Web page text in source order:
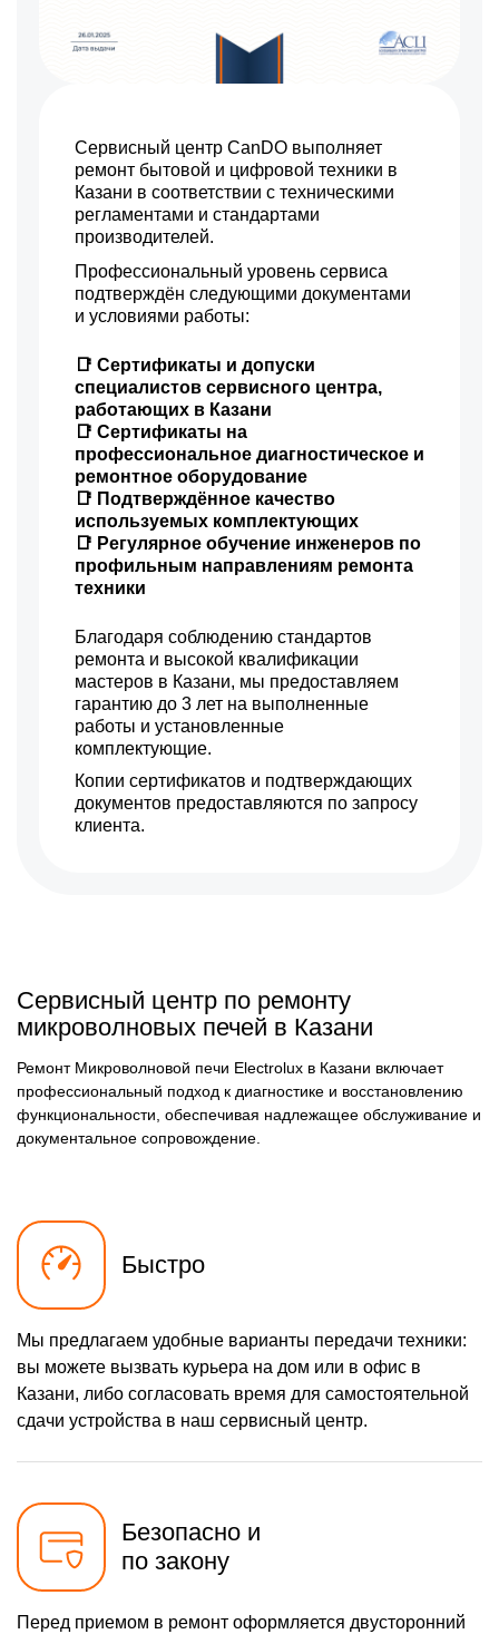
Сервисный центр CanDO выполняет
ремонт бытовой и цифровой техники в
Казани в соответствии с техническими
регламентами и стандартами
производителей.
Профессиональный уровень сервиса
подтверждён следующими документами
и условиями работы:
📑 Сертификаты и допуски
специалистов сервисного центра,
работающих в Казани
📑 Сертификаты на
профессиональное диагностическое и
ремонтное оборудование
📑 Подтверждённое качество
используемых комплектующих
📑 Регулярное обучение инженеров по
профильным направлениям ремонта
техники
Благодаря соблюдению стандартов
ремонта и высокой квалификации
мастеров в Казани, мы предоставляем
гарантию до 3 лет на выполненные
работы и установленные
комплектующие.
Копии сертификатов и подтверждающих
документов предоставляются по запросу
клиента.
Сервисный центр по ремонту
микроволновых печей в Казани
Ремонт Микроволновой печи Electrolux в Казани включает
профессиональный подход к диагностике и восстановлению
функциональности, обеспечивая надлежащее обслуживание и
документальное сопровождение.
Быстро
Мы предлагаем удобные варианты передачи техники:
вы можете вызвать курьера на дом или в офис в
Казани, либо согласовать время для самостоятельной
сдачи устройства в наш сервисный центр.
Безопасно и
по закону
Перед приемом в ремонт оформляется двусторонний